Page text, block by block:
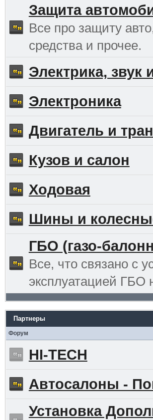
Защита
Все про защиту
средства и прочее.
Электрика, звук
Электроника
Двигатель и
Кузов и салон
Ходовая
Шины и
ГБО (газо-
Все, что связано с
эксплуатацией ГБО
Партнеры
Форум
HI-TECH
Автосалоны -
Установка